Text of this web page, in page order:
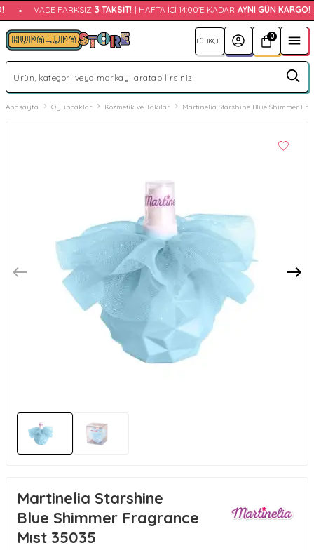
VADE FARKSIZ 3 TAKSIT! | HAFTA İÇI 14:00'E KADAR AYNI GÜN KARGO!
0
Anasayfa Oyuncaklar Kozmetik ve Takılar Martinelia Starshine Blue Shimmer
Martinelia Starshine
Blue Shimmer Fragrance
Mıst 35035